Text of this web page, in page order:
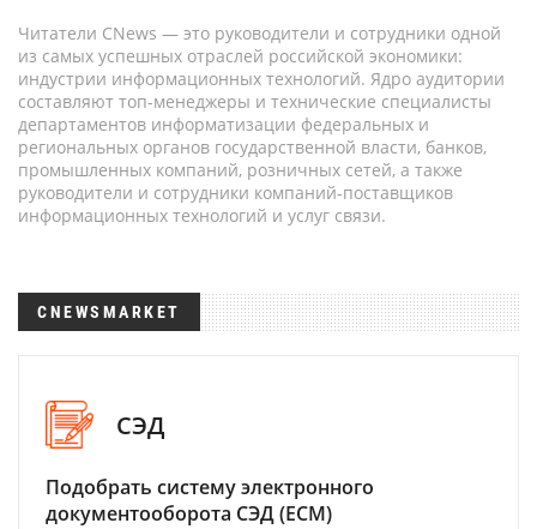
Читатели CNews — это руководители и сотрудники одной
из самых успешных отраслей российской экономики:
индустрии информационных технологий. Ядро аудитории
составляют топ-менеджеры и технические специалисты
департаментов информатизации федеральных и
региональных органов государственной власти, банков,
промышленных компаний, розничных сетей, а также
руководители и сотрудники компаний-поставщиков
информационных технологий и услуг связи.
CNEWSMARKET
СЭД
Подобрать систему электронного
документооборота СЭД (ECM)